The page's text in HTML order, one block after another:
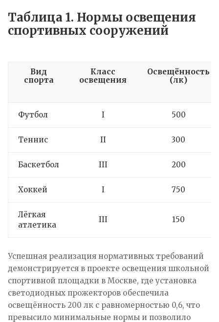
Таблица 1. Нормы освещения
спортивных сооружений
Вид
спорта
Класс
освещения
Освещённость
(лк)
Футбол I 500
Теннис II 300
Баскетбол III 200
Хоккей I 750
Лёгкая
атлетика
III 150
Успешная реализация нормативных требований
демонстрируется в проекте освещения школьной
спортивной площадки в Москве, где установка
светодиодных прожекторов обеспечила
освещённость 200 лк с равномерностью 0,6, что
превысило минимальные нормы и позволило